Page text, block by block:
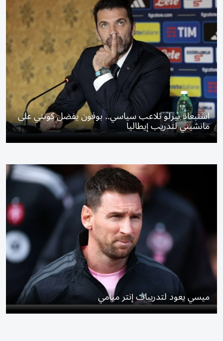
استبعاد بيرلو تلاعب سياسي.. بوفون يفضل كونتي على
مانشيني لتدريب إيطاليا
ميسي يعود لتدريبات إنتر ميامي